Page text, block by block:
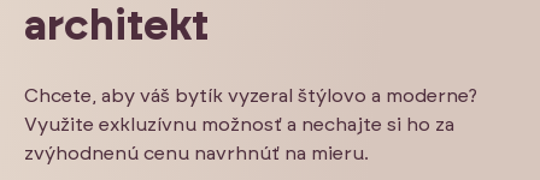
architekt
Chcete, aby váš bytík vyzeral štýlovo a moderne?
Využite exkluzívnu možnosť a nechajte si ho za
zvýhodnenú cenu navrhnúť na mieru.